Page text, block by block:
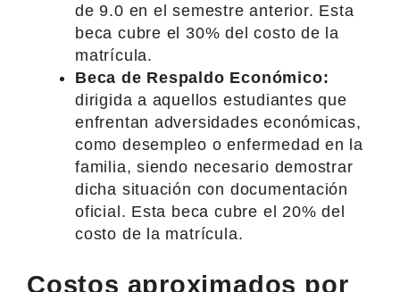
de 9.0 en el semestre anterior. Esta
beca cubre el 30% del costo de la
matrícula.
Beca de Respaldo Económico:
dirigida a aquellos estudiantes que
enfrentan adversidades económicas,
como desempleo o enfermedad en la
familia, siendo necesario demostrar
dicha situación con documentación
oficial. Esta beca cubre el 20% del
costo de la matrícula.
Costos aproximados por